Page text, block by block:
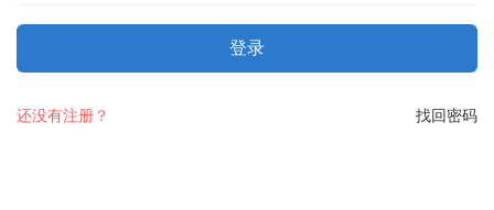
登录
找回密码
还没有注册？